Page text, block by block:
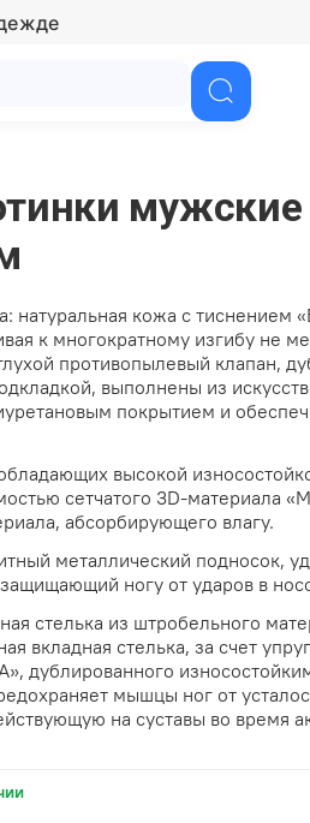
мужские
натуральная кожа с тиснением
к многократному изгибу не
противопылевый клапан,
выполнены из
покрытием и
высокой
сетчатого 3D-материала
абсорбирующего влагу.
металлический подносок,
ногу от ударов в
стелька из штробельного
вкладная стелька, за счет
дублированного
мышцы ног от
на суставы во время